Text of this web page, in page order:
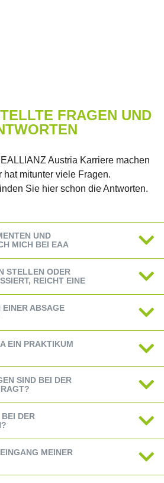
FRAGEN UND
Austria Karriere machen
hat mitunter viele Fragen.
Sie hier schon die Antworten.
UND
MICH BEI EAA
STELLEN ODER
REICHT EINE
ABSAGE
EIN PRAKTIKUM
SIND BEI DER
DER
MEINER